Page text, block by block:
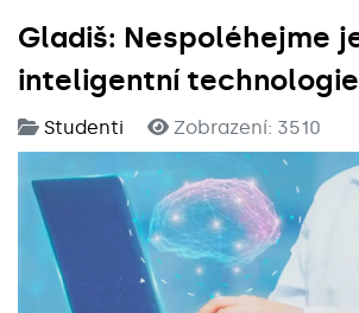
Gladiš: Nespoléhejme
inteligentní technologie
Studenti Zobrazení: 3510